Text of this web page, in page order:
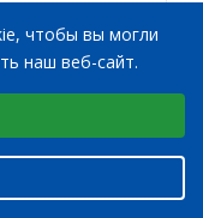
чтобы вы могли
наш веб-сайт.